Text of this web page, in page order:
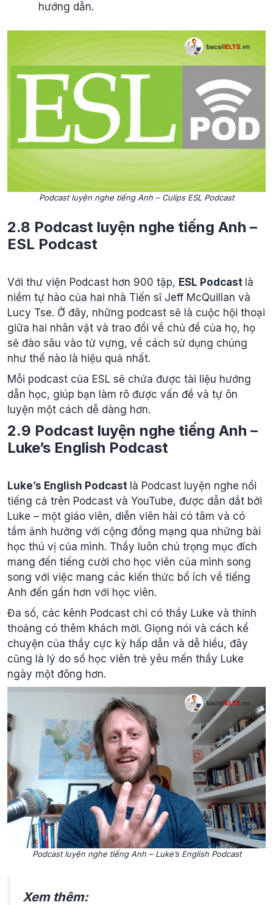
hướng dẫn.
Podcast luyện nghe tiếng Anh – Culips ESL Podcast
2.8 Podcast luyện nghe tiếng Anh –
ESL Podcast
Với thư viện Podcast hơn 900 tập, ESL Podcast là
niềm tự hào của hai nhà Tiến sĩ Jeff McQuillan và
Lucy Tse. Ở đây, những podcast sẽ là cuộc hội thoại
giữa hai nhân vật và trao đổi về chủ đề của họ, họ
sẽ đào sâu vào từ vựng, về cách sử dụng chúng
như thế nào là hiệu quả nhất.
Mỗi podcast của ESL sẽ chứa được tài liệu hướng
dẫn học, giúp bạn làm rõ được vấn đề và tự ôn
luyện một cách dễ dàng hơn.
2.9 Podcast luyện nghe tiếng Anh –
Luke’s English Podcast
Luke’s English Podcast là Podcast luyện nghe nổi
tiếng cả trên Podcast và YouTube, được dẫn dắt bởi
Luke – một giáo viên, diễn viên hài có tâm và có
tầm ảnh hưởng với cộng đồng mạng qua những bài
học thú vị của mình. Thầy luôn chú trọng mục đích
mang đến tiếng cười cho học viên của mình song
song với việc mang các kiến thức bổ ích về tiếng
Anh đến gần hơn với học viên.
Đa số, các kênh Podcast chỉ có thầy Luke và thỉnh
thoảng có thêm khách mời. Giọng nói và cách kể
chuyện của thầy cực kỳ hấp dẫn và dễ hiểu, đây
cũng là lý do số học viên trẻ yêu mến thầy Luke
ngày một đông hơn.
Podcast luyện nghe tiếng Anh – Luke’s English Podcast
Xem thêm: